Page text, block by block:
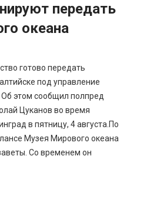
передать
океана
готово передать
под управление
этом сообщил полпред
Цуканов во время
в пятницу, 4 августа.По
Музея Мирового океана
Со временем он